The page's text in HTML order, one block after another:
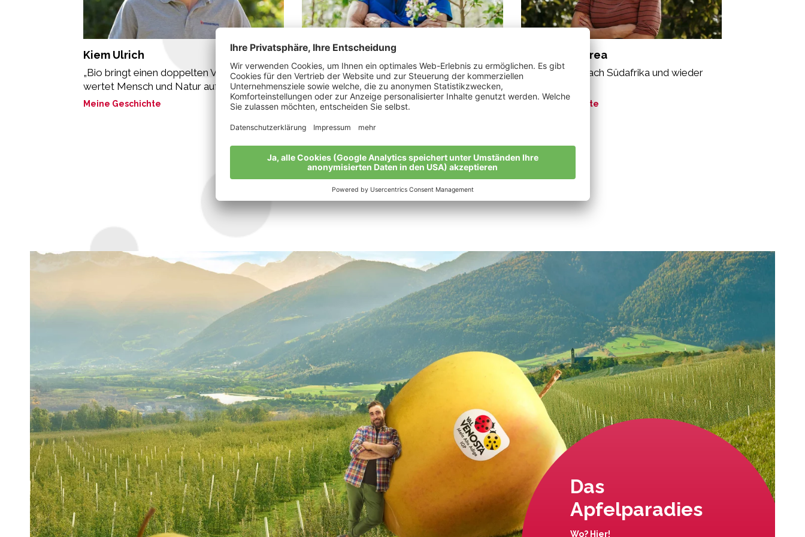
Kiem Ulrich
„Bio bringt einen doppelten Vorteil: es
wertet Mensch und Natur auf. “
Meine Geschichte
Gabl Kurt
„Vater und Sohn.“
Meine Geschichte
Erlacher Andrea
„Von Südtirol nach Südafrika und wieder
Meine Geschichte
Alle Bio-Bauern im Überblick
Das
Apfelparadies
Wo? Hier!